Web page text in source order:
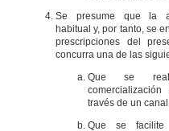
Se presume que la
habitual y, por tanto, se
prescripciones del
concurra una de las
Que se
través de un
Que se facilite